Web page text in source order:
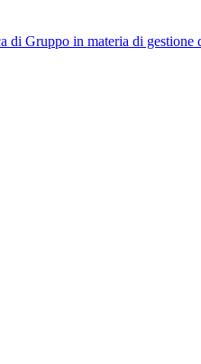
di Gruppo in materia di